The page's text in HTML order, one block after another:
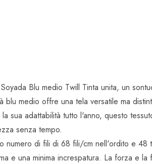
Blu medio Twill Tinta unita, un
blu medio offre una tela versatile ma
sua adattabilità tutto l'anno, questo
senza tempo.
numero di fili di 68 fili/cm nell'ordito e
e una minima increspatura. La forza e